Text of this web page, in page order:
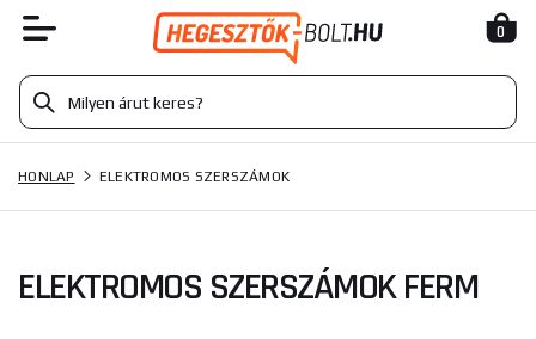
0
HONLAP ELEKTROMOS SZERSZÁMOK
ELEKTROMOS SZERSZÁMOK FERM